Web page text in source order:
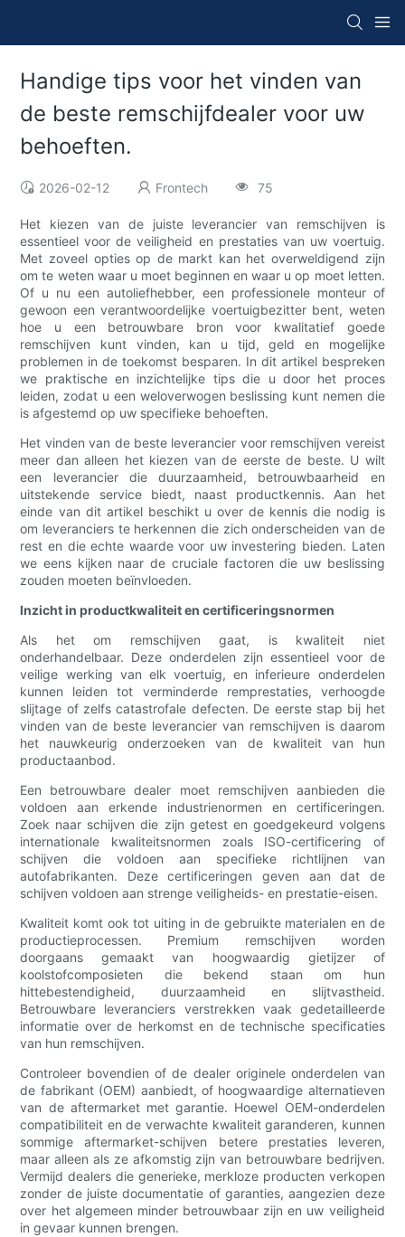
Handige tips voor het vinden van
de beste remschijfdealer voor uw
behoeften.
2026-02-12 Frontech 75
Het kiezen van de juiste leverancier van remschijven is
essentieel voor de veiligheid en prestaties van uw voertuig.
Met zoveel opties op de markt kan het overweldigend zijn
om te weten waar u moet beginnen en waar u op moet letten.
Of u nu een autoliefhebber, een professionele monteur of
gewoon een verantwoordelijke voertuigbezitter bent, weten
hoe u een betrouwbare bron voor kwalitatief goede
remschijven kunt vinden, kan u tijd, geld en mogelijke
problemen in de toekomst besparen. In dit artikel bespreken
we praktische en inzichtelijke tips die u door het proces
leiden, zodat u een weloverwogen beslissing kunt nemen die
is afgestemd op uw specifieke behoeften.
Het vinden van de beste leverancier voor remschijven vereist
meer dan alleen het kiezen van de eerste de beste. U wilt
een leverancier die duurzaamheid, betrouwbaarheid en
uitstekende service biedt, naast productkennis. Aan het
einde van dit artikel beschikt u over de kennis die nodig is
om leveranciers te herkennen die zich onderscheiden van de
rest en die echte waarde voor uw investering bieden. Laten
we eens kijken naar de cruciale factoren die uw beslissing
zouden moeten beïnvloeden.
Inzicht in productkwaliteit en certificeringsnormen
Als het om remschijven gaat, is kwaliteit niet
onderhandelbaar. Deze onderdelen zijn essentieel voor de
veilige werking van elk voertuig, en inferieure onderdelen
kunnen leiden tot verminderde remprestaties, verhoogde
slijtage of zelfs catastrofale defecten. De eerste stap bij het
vinden van de beste leverancier van remschijven is daarom
het nauwkeurig onderzoeken van de kwaliteit van hun
productaanbod.
Een betrouwbare dealer moet remschijven aanbieden die
voldoen aan erkende industrienormen en certificeringen.
Zoek naar schijven die zijn getest en goedgekeurd volgens
internationale kwaliteitsnormen zoals ISO-certificering of
schijven die voldoen aan specifieke richtlijnen van
autofabrikanten. Deze certificeringen geven aan dat de
schijven voldoen aan strenge veiligheids- en prestatie-eisen.
Kwaliteit komt ook tot uiting in de gebruikte materialen en de
productieprocessen. Premium remschijven worden
doorgaans gemaakt van hoogwaardig gietijzer of
koolstofcomposieten die bekend staan ​​om hun
hittebestendigheid, duurzaamheid en slijtvastheid.
Betrouwbare leveranciers verstrekken vaak gedetailleerde
informatie over de herkomst en de technische specificaties
van hun remschijven.
Controleer bovendien of de dealer originele onderdelen van
de fabrikant (OEM) aanbiedt, of hoogwaardige alternatieven
van de aftermarket met garantie. Hoewel OEM-onderdelen
compatibiliteit en de verwachte kwaliteit garanderen, kunnen
sommige aftermarket-schijven betere prestaties leveren,
maar alleen als ze afkomstig zijn van betrouwbare bedrijven.
Vermijd dealers die generieke, merkloze producten verkopen
zonder de juiste documentatie of garanties, aangezien deze
over het algemeen minder betrouwbaar zijn en uw veiligheid
in gevaar kunnen brengen.